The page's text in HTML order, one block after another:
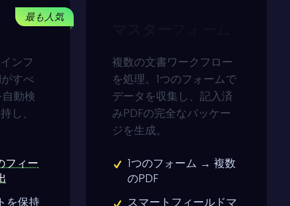
最も人気
ンフ
すべ
動検
し、
フィー
を保持
複数の文書ワークフロー
を処理。1つのフォームで
データを収集し、記入済
みPDFの完全なパッケー
ジを生成。
1つのフォーム → 複数
のPDF
スマートフィールドマ